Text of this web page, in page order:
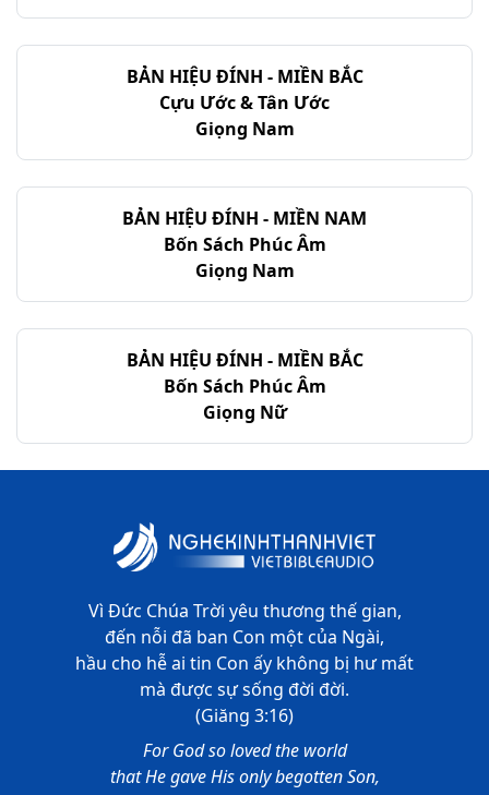
BẢN HIỆU ĐÍNH - MIỀN BẮC
Cựu Ước & Tân Ước
Giọng Nam
BẢN HIỆU ĐÍNH - MIỀN NAM
Bốn Sách Phúc Âm
Giọng Nam
BẢN HIỆU ĐÍNH - MIỀN BẮC
Bốn Sách Phúc Âm
Giọng Nữ
Vì Đức Chúa Trời yêu thương thế gian,
đến nỗi đã ban Con một của Ngài,
hầu cho hễ ai tin Con ấy không bị hư mất
mà được sự sống đời đời.
(Giăng 3:16)
For God so loved the world
that He gave His only begotten Son,